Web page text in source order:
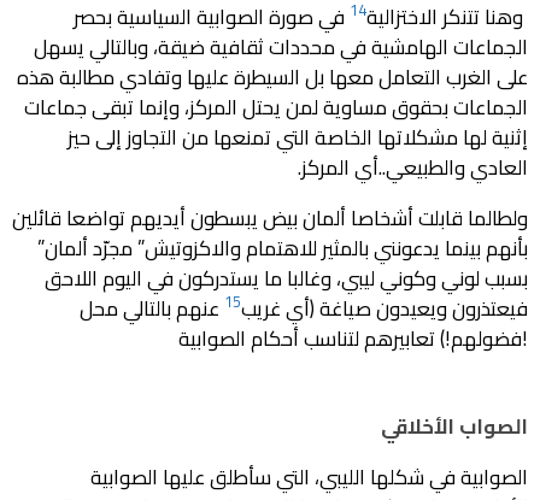
وهنا تتنكر الاختزالية14 في صورة الصوابية السياسية بحصر
الجماعات الهامشية في محددات ثقافية ضيقة، وبالتالي يسهل
على الغرب التعامل معها بل السيطرة عليها وتفادي مطالبة هذه
الجماعات بحقوق مساوية لمن يحتل المركز، وإنما تبقى جماعات
إثنية لها مشكلاتها الخاصة التي تمنعها من التجاوز إلى حيز
العادي والطبيعي..أي المركز.
ولطالما قابلت أشخاصا ألمان بيض يبسطون أيديهم تواضعا قائلين
بأنهم ‪”مجرّد ألمان ‪”بينما يدعونني بالمثير للاهتمام والاكزوتيش
بسبب لوني وكوني ليبي، وغالبا ما يستدركون في اليوم اللاحق
فيعتذرون ويعيدون صياغة (أي غريب15 عنهم بالتالي محل
فضولهم!) تعابيرهم لتناسب أحكام الصوابية!
الصواب الأخلاقي
الصوابية في شكلها الليبي، التي سأطلق عليها الصوابية